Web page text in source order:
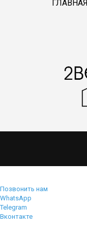
ГЛАВНАЯ
Позвонить нам
WhatsApp
Telegram
Вконтакте